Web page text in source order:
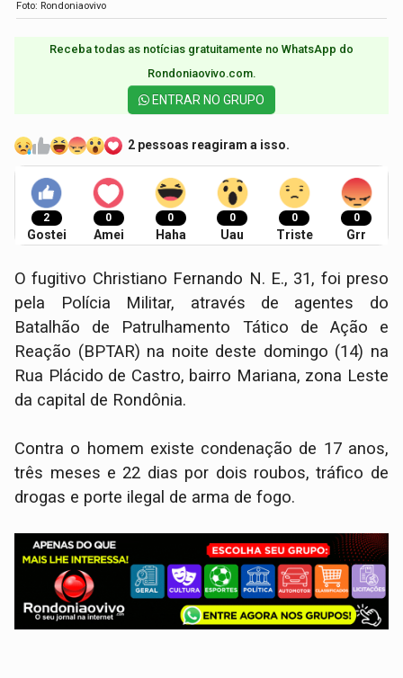
Foto: Rondoniaovivo
Receba todas as notícias gratuitamente no WhatsApp do
Rondoniaovivo.com.​
ENTRAR NO GRUPO
2 pessoas reagiram a isso.
2
Gostei
0
Amei
0
Haha
0
Uau
0
Triste
0
Grr
O fugitivo Christiano Fernando N. E., 31, foi preso
pela Polícia Militar, através de agentes do
Batalhão de Patrulhamento Tático de Ação e
Reação (BPTAR) na noite deste domingo (14) na
Rua Plácido de Castro, bairro Mariana, zona Leste
da capital de Rondônia.
Contra o homem existe condenação de 17 anos,
três meses e 22 dias por dois roubos, tráfico de
drogas e porte ilegal de arma de fogo.